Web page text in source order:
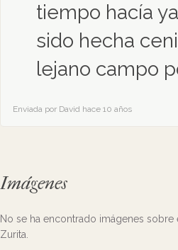
tiempo hacía
sido hecha
lejano campo
Enviada por David hace 10 años
Imágenes
No se ha encontrado imágenes sobre
Zurita.